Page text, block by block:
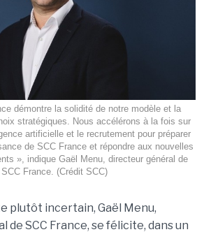
démontre la solidité de notre modèle et la
stratégiques. Nous accélérons à la fois sur
artificielle et le recrutement pour préparer
de SCC France et répondre aux nouvelles
», indique Gaël Menu, directeur général de
SCC France. (Crédit SCC)
plutôt incertain, Gaël Menu,
de SCC France, se félicite, dans un